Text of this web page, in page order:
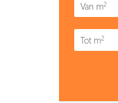
Van m2
Tot m2